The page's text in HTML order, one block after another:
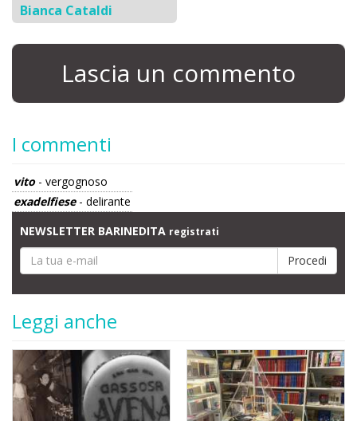
Bianca Cataldi
Lascia un commento
I commenti
vito- vergognoso
exadelfiese- delirante
NEWSLETTER BARINEDITA registrati
Leggi anche